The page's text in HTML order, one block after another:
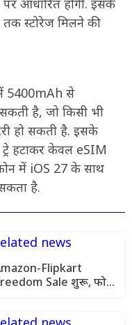
स्टोरेज मिलने की
5400mAh से
है, जो किसी भी
हो सकती है. इसके
हटाकर केवल eSIM
में iOS 27 के साथ
है.
Flipkart
Sale शुरू, फोन